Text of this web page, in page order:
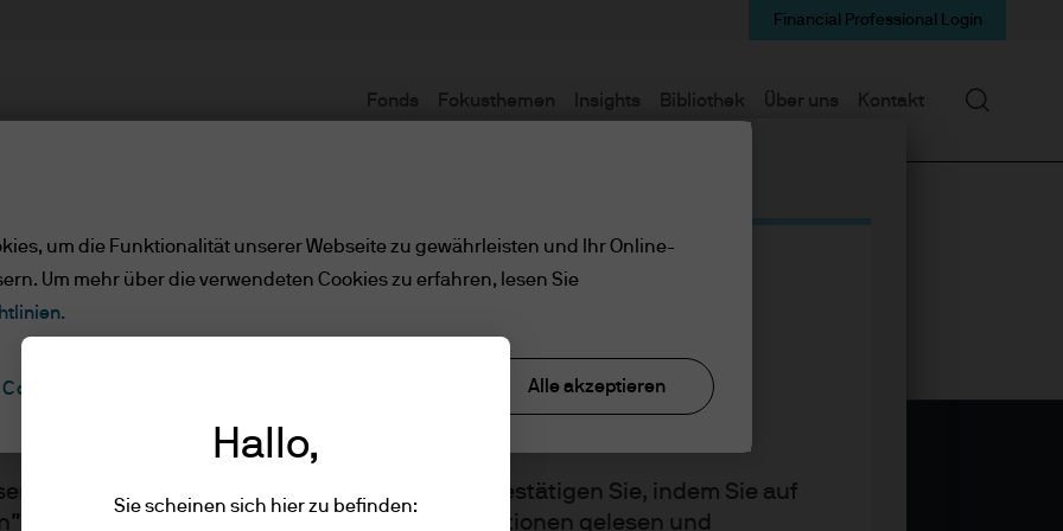
qualifizierte Anlege
Kunde/qualifizierte Anlege
Sie bitte die folgenden Informationen und bestätigen Sie, indem Sie auf
klicken, dass Sie die bereitgestellten Informationen gelesen und
Fonds Fokusthemen Insights Bibliothek Über uns Kontakt
Financial Professional Login
Suchen
Hallo,
Sie scheinen sich hier zu befinden:
um die Funktionalität unserer Webseite zu gewährleisten und Ihr Online-
Um mehr über die verwendeten Cookies zu erfahren, lesen Sie
Cookie-Einstellungen Alle akzeptieren